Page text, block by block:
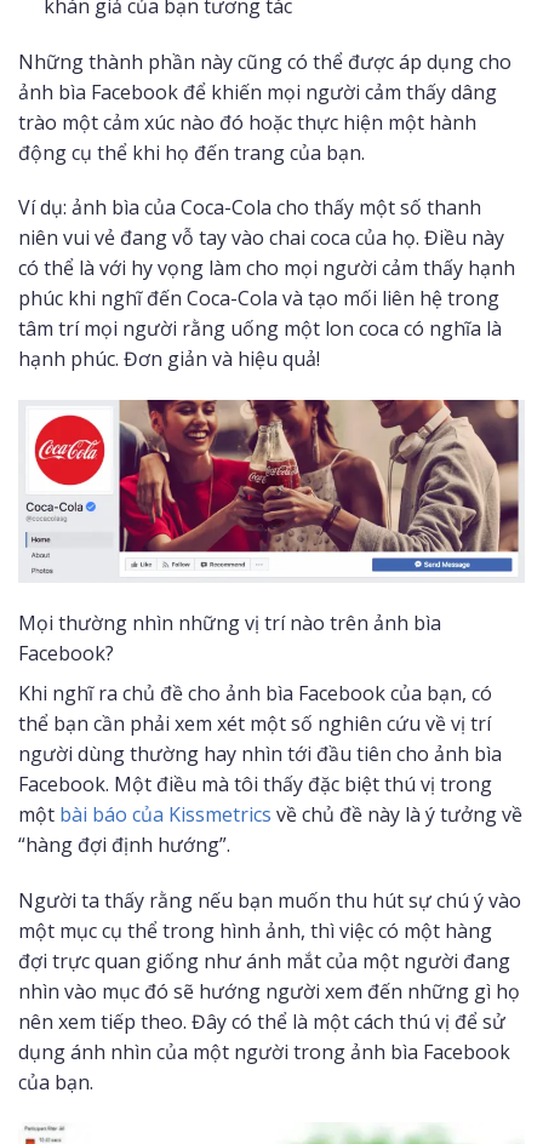
khán giả của bạn tương tác
Những thành phần này cũng có thể được áp dụng cho
ảnh bìa Facebook để khiến mọi người cảm thấy dâng
trào một cảm xúc nào đó hoặc thực hiện một hành
động cụ thể khi họ đến trang của bạn.
Ví dụ: ảnh bìa của Coca-Cola cho thấy một số thanh
niên vui vẻ đang vỗ tay vào chai coca của họ. Điều này
có thể là với hy vọng làm cho mọi người cảm thấy hạnh
phúc khi nghĩ đến Coca-Cola và tạo mối liên hệ trong
tâm trí mọi người rằng uống một lon coca có nghĩa là
hạnh phúc. Đơn giản và hiệu quả!
Mọi thường nhìn những vị trí nào trên ảnh bìa
Facebook?
Khi nghĩ ra chủ đề cho ảnh bìa Facebook của bạn, có
thể bạn cần phải xem xét một số nghiên cứu về vị trí
người dùng thường hay nhìn tới đầu tiên cho ảnh bìa
Facebook. Một điều mà tôi thấy đặc biệt thú vị trong
một bài báo của Kissmetrics về chủ đề này là ý tưởng về
“hàng đợi định hướng”.
Người ta thấy rằng nếu bạn muốn thu hút sự chú ý vào
một mục cụ thể trong hình ảnh, thì việc có một hàng
đợi trực quan giống như ánh mắt của một người đang
nhìn vào mục đó sẽ hướng người xem đến những gì họ
nên xem tiếp theo. Đây có thể là một cách thú vị để sử
dụng ánh nhìn của một người trong ảnh bìa Facebook
của bạn.